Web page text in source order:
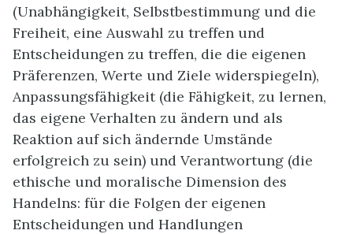
(Unabhängigkeit, Selbstbestimmung und die
Freiheit, eine Auswahl zu treffen und
Entscheidungen zu treffen, die die eigenen
Präferenzen, Werte und Ziele widerspiegeln),
Anpassungsfähigkeit (die Fähigkeit, zu lernen,
das eigene Verhalten zu ändern und als
Reaktion auf sich ändernde Umstände
erfolgreich zu sein) und Verantwortung (die
ethische und moralische Dimension des
Handelns: für die Folgen der eigenen
Entscheidungen und Handlungen